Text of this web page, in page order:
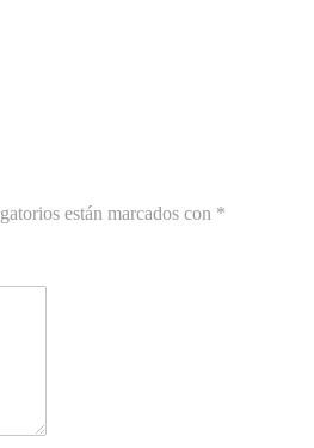
están marcados con *